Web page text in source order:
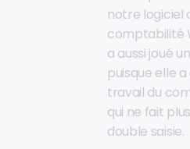
notre logiciel
comptabilité
a aussi joué
puisque elle
travail du
qui ne fait
double saisie.